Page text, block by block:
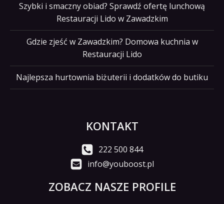
Szybki i smaczny obiad? Sprawdź ofertę lunchową
Restauracji Lido w Zawadzkim
Gdzie zjeść w Zawadzkim? Domowa kuchnia w
Restauracji Lido
Najlepsza hurtownia biżuterii i dodatków do butiku
KONTAKT
222 500 844
info@youboost.pl
ZOBACZ NASZE PROFILE